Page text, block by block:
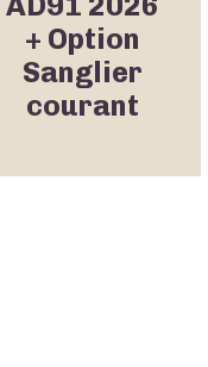
+ Option
Sanglier
courant